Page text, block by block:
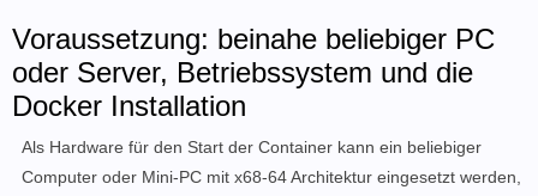
Voraussetzung: beinahe beliebiger PC
oder Server, Betriebssystem und die
Docker Installation
Als Hardware für den Start der Container kann ein beliebiger
Computer oder Mini-PC mit x68-64 Architektur eingesetzt werden,